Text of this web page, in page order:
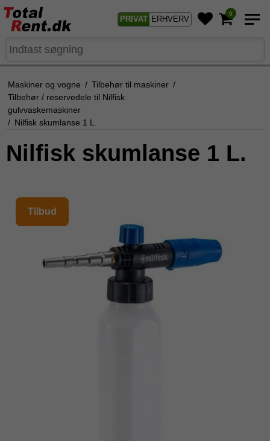
PRIVAT ERHVERV
0
Maskiner og vogne / Tilbehør til maskiner /
Tilbehør / reservedele til Nilfisk
gulvvaskemaskiner
/ Nilfisk skumlanse 1 L.
Nilfisk skumlanse 1 L.
Tilbud